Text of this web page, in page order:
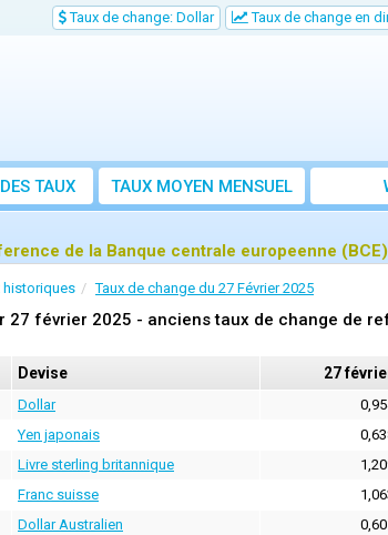
Taux de change: Dollar Taux de change en
TAUX TAUX MOYEN MENSUEL
de la Banque centrale europeenne
historiques Taux de change du 27 Février 2025
27 février 2025 - anciens taux de change de
Devise 27
Dollar
Yen japonais
Livre sterling britannique
Franc suisse
Dollar Australien